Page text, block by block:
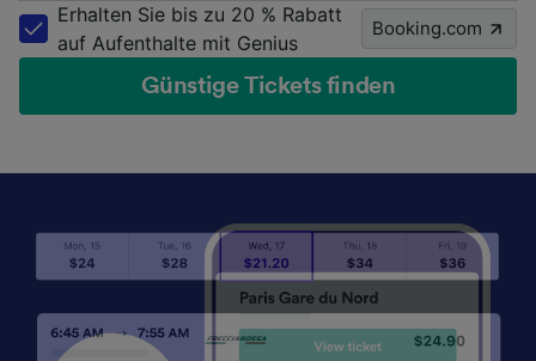
Erhalten Sie bis zu 20 % Rabatt
auf Aufenthalte mit Genius
Booking.com
Günstige Tickets finden